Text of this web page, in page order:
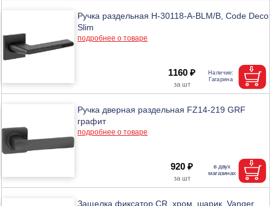
Ручка раздельная H-30118-A-BLM/B, Code Deco
Slim
подробнее о товаре
1160 ₽
Ручка дверная раздельная FZ14-219 GRF
графит
подробнее о товаре
920 ₽
Защелка фиксатор CR, хром, шарик, Vanger